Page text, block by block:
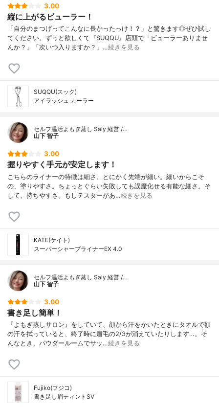
3.00
縦に上がるビューラー！
「自分のまつげってこんなに長かったっけ！？」と驚きます◎ぜひ試し
てください。ずっと欲しくて『SUQQU』店頭で「ビューラーありませ
んか？」「次いつ入りますか？」…続きを見る
SUQQU(スック)
アイラッシュ カーラー
セルフ温活よもぎ蒸し Saly 経営 /…
山下 智子
3.00
握りやすく手元が安定します！
こちらのライナーの特徴は細さ。とにかく先端が細い。細いからこそ
の、塗りやすさ。ちょっとぐらい失敗しても誤魔化せる有能な細さ。そ
して、持ちやすさ。もしテスターがあ…続きを見る
KATE(ケイト)
スーパーシャープライナーEX 4.0
セルフ温活よもぎ蒸し Saly 経営 /…
山下 智子
3.00
書き足し簡単！
『よもぎ蒸しサロン』をしていて、顔から汗をかいたときにタオルで額
の汗を拭っていると、終了時に眉毛の2/3が消えていたりします…。そ
んなとき、パウダールームでサッ…続きを見る
Fujiko(フジコ)
書き足し眉ティントSV